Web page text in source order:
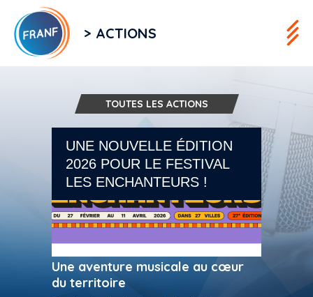
> ACTIONS
TOUTES LES ACTIONS
UNE NOUVELLE ÉDITION
2026 POUR LE FESTIVAL
LES ENCHANTEURS !
Une aventure musicale au cœur
du territoire